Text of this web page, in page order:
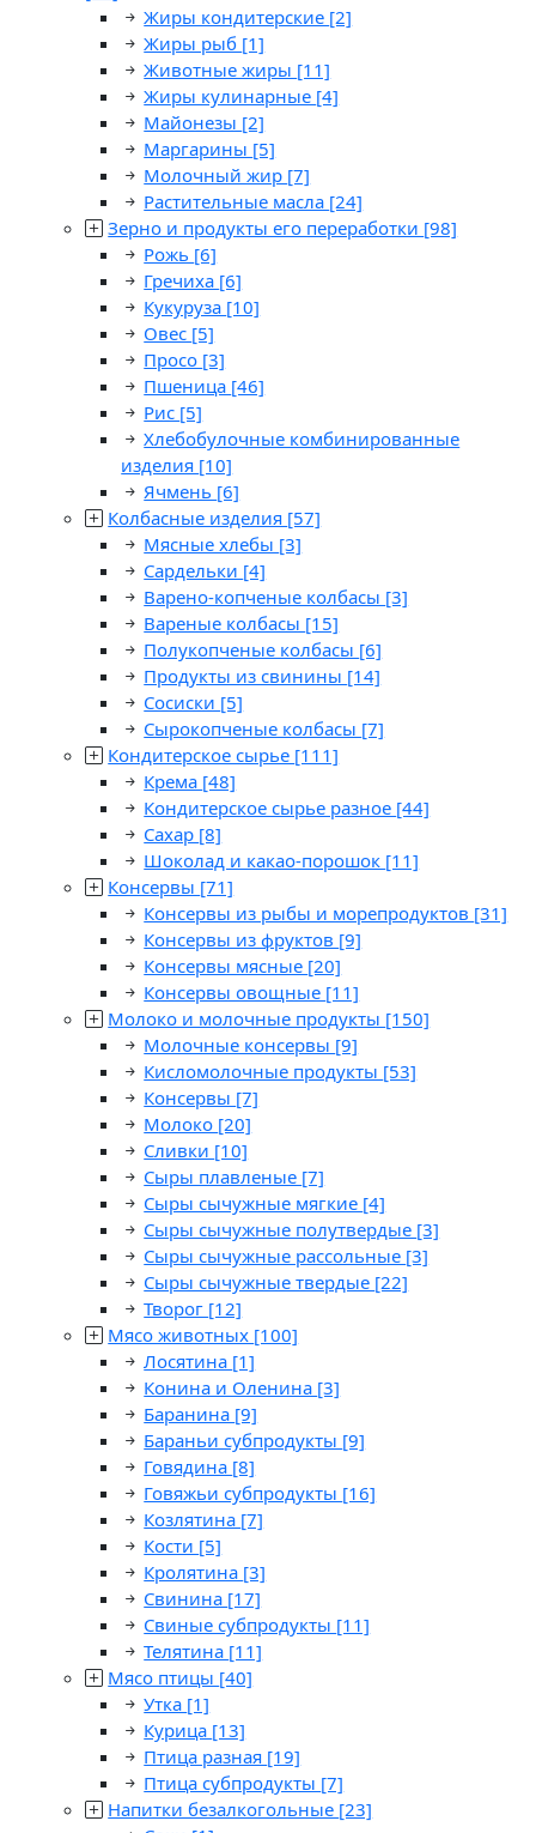
Жиры кондитерские [2]
Жиры рыб [1]
Животные жиры [11]
Жиры кулинарные [4]
Майонезы [2]
Маргарины [5]
Молочный жир [7]
Растительные масла [24]
Зерно и продукты его переработки [98]
Рожь [6]
Гречиха [6]
Кукуруза [10]
Овес [5]
Просо [3]
Пшеница [46]
Рис [5]
Хлебобулочные комбинированные
изделия [10]
Ячмень [6]
Колбасные изделия [57]
Мясные хлебы [3]
Сардельки [4]
Варено-копченые колбасы [3]
Вареные колбасы [15]
Полукопченые колбасы [6]
Продукты из свинины [14]
Сосиски [5]
Сырокопченые колбасы [7]
Кондитерское сырье [111]
Крема [48]
Кондитерское сырье разное [44]
Сахар [8]
Шоколад и какао-порошок [11]
Консервы [71]
Консервы из рыбы и морепродуктов [31]
Консервы из фруктов [9]
Консервы мясные [20]
Консервы овощные [11]
Молоко и молочные продукты [150]
Молочные консервы [9]
Кисломолочные продукты [53]
Консервы [7]
Молоко [20]
Сливки [10]
Сыры плавленые [7]
Сыры сычужные мягкие [4]
Сыры сычужные полутвердые [3]
Сыры сычужные рассольные [3]
Сыры сычужные твердые [22]
Творог [12]
Мясо животных [100]
Лосятина [1]
Конина и Оленина [3]
Баранина [9]
Бараньи субпродукты [9]
Говядина [8]
Говяжьи субпродукты [16]
Козлятина [7]
Кости [5]
Кролятина [3]
Свинина [17]
Свиные субпродукты [11]
Телятина [11]
Мясо птицы [40]
Утка [1]
Курица [13]
Птица разная [19]
Птица субпродукты [7]
Напитки безалкогольные [23]